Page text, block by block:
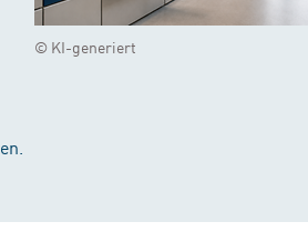
© KI-generiert